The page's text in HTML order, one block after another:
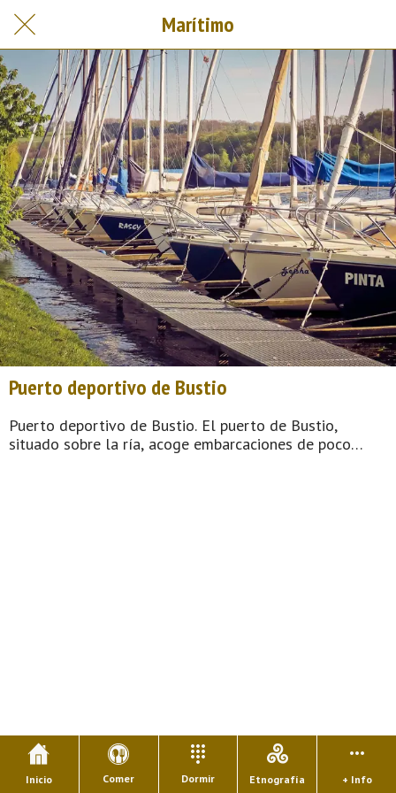
Marítimo
Puerto deportivo de Bustio
Puerto deportivo de Bustio. El puerto de Bustio,
situado sobre la ría, acoge embarcaciones de poco
Inicio Comer Dormir Etnografía + Info